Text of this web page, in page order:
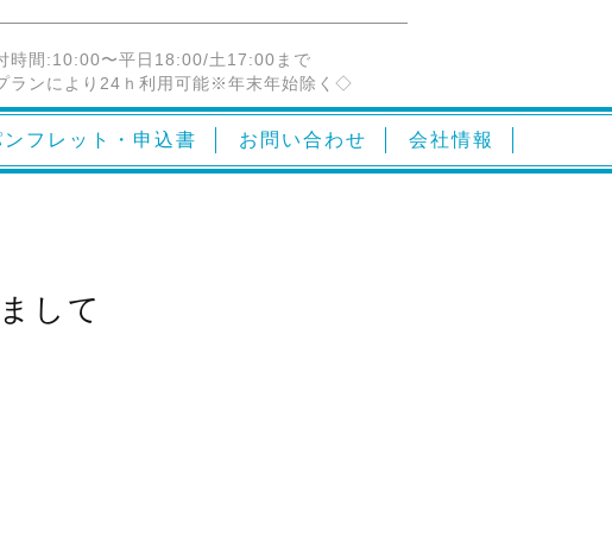
時間:10:00〜平日18:00/土17:00まで
ランにより24ｈ利用可能※年末年始除く◇
ンフレット・申込書 お問い合わせ 会社情報
して